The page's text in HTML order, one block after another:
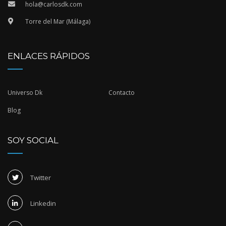
hola@carlosdk.com
Torre del Mar (Málaga)
ENLACES RÁPIDOS
Universo Dk Contacto
Blog
SOY SOCIAL
Twitter
Linkedin